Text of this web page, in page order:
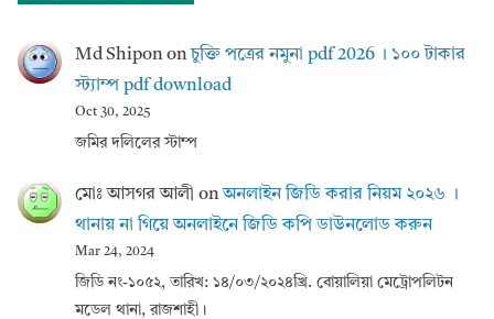
Md Shipononচুক্তি পত্রের নমুনা pdf 2026 । ১০০ টাকার
স্ট্যাম্প pdf download
Oct 30, 2025
জমির দলিলের স্টাম্প
মোঃ আসগর আলী onঅনলাইন জিডি করার নিয়ম ২০২৬ ।
থানায় না গিয়ে অনলাইনে জিডি কপি ডাউনলোড করুন
Mar 24, 2024
জিডি নং-১০৫২, তারিখ: ১৪/০৩/২০২৪খ্রি. বোয়ালিয়া মেট্রোপলিটন
মডেল থানা, রাজশাহী।